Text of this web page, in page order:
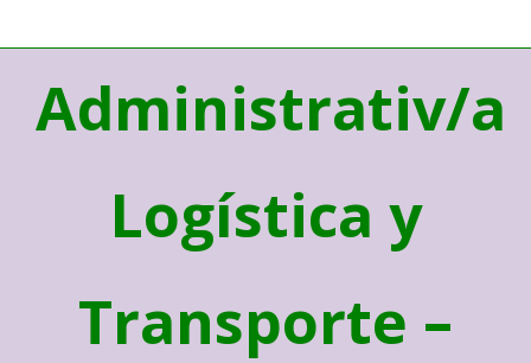
Administrativ/a
Logística y
Transporte –